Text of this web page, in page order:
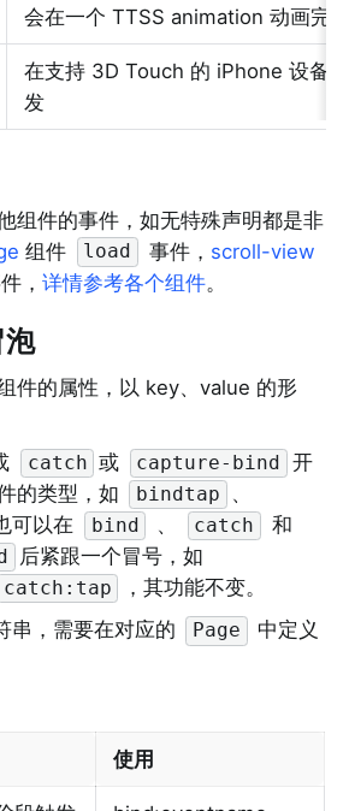
会在一个 TTSS animation 动画完
在支持 3D Touch 的 iPhone 设备
发
组件的事件，如无特殊声明都是非
组件 load 事件， scroll-view
， 详情参考各个组件。
件的属性，以 key、value 的形
catch 或 capture-bind
开
的类型，如
bindtap 、
可以在 bind 、 catch
catch:tap ，其功能不变。
串，需要在对应的 Page
中定义
使用